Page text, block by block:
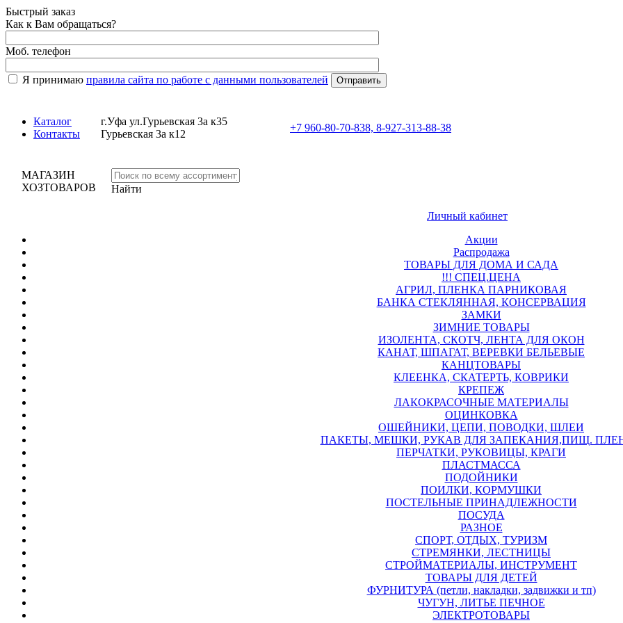
Быстрый заказ
Как к Вам обращаться?
Моб. телефон
Я принимаю правила сайта по работе с данными пользователей
Каталог
Контакты
г.Уфа ул.Гурьевская 3а к35
Гурьевская 3а к12
+7 960-80-70-838, 8-927-313-88-38
МАГАЗИН
ХОЗТОВАРОВ
Найти
Личный кабинет
Акции
Распродажа
ТОВАРЫ ДЛЯ ДОМА И САДА
!!! СПЕЦ.ЦЕНА
АГРИЛ, ПЛЕНКА ПАРНИКОВАЯ
БАНКА СТЕКЛЯННАЯ, КОНСЕРВАЦИЯ
ЗАМКИ
ЗИМНИЕ ТОВАРЫ
ИЗОЛЕНТА, СКОТЧ, ЛЕНТА ДЛЯ ОКОН
КАНАТ, ШПАГАТ, ВЕРЕВКИ БЕЛЬЕВЫЕ
КАНЦТОВАРЫ
КЛЕЕНКА, СКАТЕРТЬ, КОВРИКИ
КРЕПЕЖ
ЛАКОКРАСОЧНЫЕ МАТЕРИАЛЫ
ОЦИНКОВКА
ОШЕЙНИКИ, ЦЕПИ, ПОВОДКИ, ШЛЕИ
ПАКЕТЫ, МЕШКИ, РУКАВ ДЛЯ ЗАПЕКАНИЯ,ПИЩ.
ПЕРЧАТКИ, РУКОВИЦЫ, КРАГИ
ПЛАСТМАССА
ПОДОЙНИКИ
ПОИЛКИ, КОРМУШКИ
ПОСТЕЛЬНЫЕ ПРИНАДЛЕЖНОСТИ
ПОСУДА
РАЗНОЕ
СПОРТ, ОТДЫХ, ТУРИЗМ
СТРЕМЯНКИ, ЛЕСТНИЦЫ
СТРОЙМАТЕРИАЛЫ, ИНСТРУМЕНТ
ТОВАРЫ ДЛЯ ДЕТЕЙ
ФУРНИТУРА (петли, накладки, задвижки и тп)
ЧУГУН, ЛИТЬЕ ПЕЧНОЕ
ЭЛЕКТРОТОВАРЫ